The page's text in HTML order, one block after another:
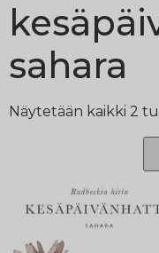
sahara
Näytetään kaikki 2